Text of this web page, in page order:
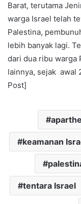
Barat, terutama
warga Israel telah
Palestina,
lebih banyak lagi.
dari dua ribu warga
lainnya, sejak awal
Post]
keamanan
tentara Israel